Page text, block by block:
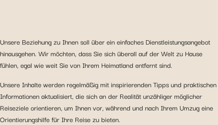
Unsere Beziehung zu Ihnen soll über ein einfaches Dienstleistungsangebot
hinausgehen. Wir möchten, dass Sie sich überall auf der Welt zu Hause
fühlen, egal wie weit Sie von Ihrem Heimatland entfernt sind.
Unsere Inhalte werden regelmäßig mit inspirierenden Tipps und praktischen
Informationen aktualisiert, die sich an der Realität unzähliger möglicher
Reiseziele orientieren, um Ihnen vor, während und nach Ihrem Umzug eine
Orientierungshilfe für Ihre Reise zu bieten.